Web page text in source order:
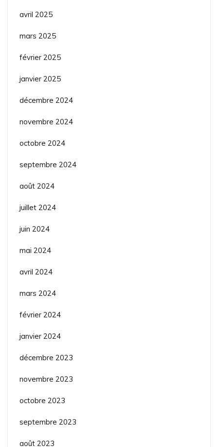
avril 2025
mars 2025
février 2025
janvier 2025
décembre 2024
novembre 2024
octobre 2024
septembre 2024
août 2024
juillet 2024
juin 2024
mai 2024
avril 2024
mars 2024
février 2024
janvier 2024
décembre 2023
novembre 2023
octobre 2023
septembre 2023
août 2023